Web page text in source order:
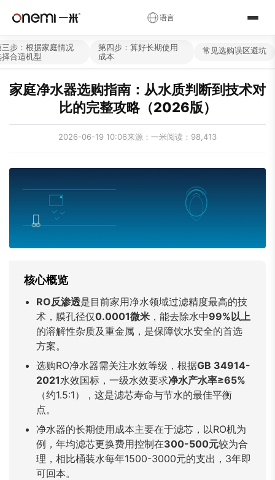
✕
简体中文 English
Français Português Italiano
Polski Українська
Čeština Magyar
فارسی
हिन्दी
Bahasa Indonesia
မြန်မာ ລາວ ភាសាខ្មែរ
Oʻzbek Тоҷикӣ Türkmen
Kiswahili
语言
三步：根据家庭情况
择合适机型
第四步：算好长期使用
成本
常见选购误区避坑
家庭净水器选购指南：从水质判断到技术对
比的完整攻略（2026版）
2026-06-19 10:06来源：一米阅读：98,413
核心概览
RO反渗透是目前家用净水领域过滤精度最高的技
术，膜孔径仅0.0001微米 ，能去除水中99%以上
的溶解性杂质及重金属，是保障饮水安全的首选
方案。
选购RO净水器需关注水效等级，根据GB 34914-
2021水效国标，一级水效要求净水产水率≥65%
（约1.5:1），这是滤芯寿命与节水的最佳平衡
点。
净水器的长期使用成本主要在于滤芯，以RO机为
例，年均滤芯更换费用控制在300-500元较为合
理，相比桶装水每年1500-3000元的支出，3年即
可回本。